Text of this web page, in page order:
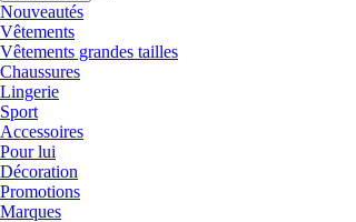
Nouveautés
Vêtements
Vêtements grandes tailles
Chaussures
Lingerie
Sport
Accessoires
Pour lui
Décoration
Promotions
Marques